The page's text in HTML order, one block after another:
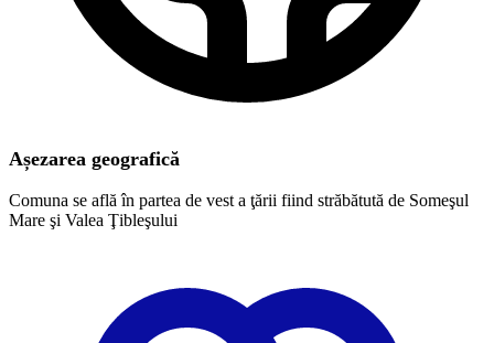
Așezarea geografică
Comuna se află în partea de vest a ţării fiind străbătută de Someşul
Mare şi Valea Ţibleşului